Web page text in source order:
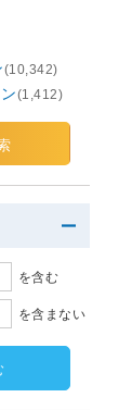
(10,342)
(1,412)
を含む
を含まない